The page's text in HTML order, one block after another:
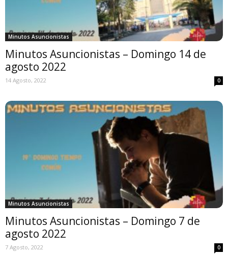
Minutos Asuncionistas
Minutos Asuncionistas – Domingo 14 de
agosto 2022
14 Agosto, 2022 0
Minutos Asuncionistas
Minutos Asuncionistas – Domingo 7 de
agosto 2022
7 Agosto, 2022 0